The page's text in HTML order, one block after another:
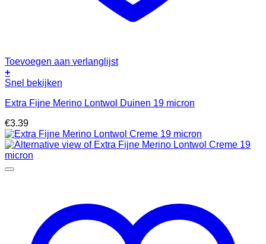
Toevoegen aan verlanglijst
+
Snel bekijken
Extra Fijne Merino Lontwol Duinen 19 micron
€3.39